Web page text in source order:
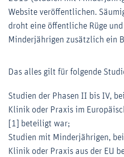
Website veröffentlichen.
droht eine öffentliche Rüge
Minderjährigen zusätzlich ein
Das alles gilt für folgende
Studien der Phasen II bis IV,
Klinik oder Praxis im
[1] beteiligt war;
Studien mit Minderjährigen,
Klinik oder Praxis aus der EU